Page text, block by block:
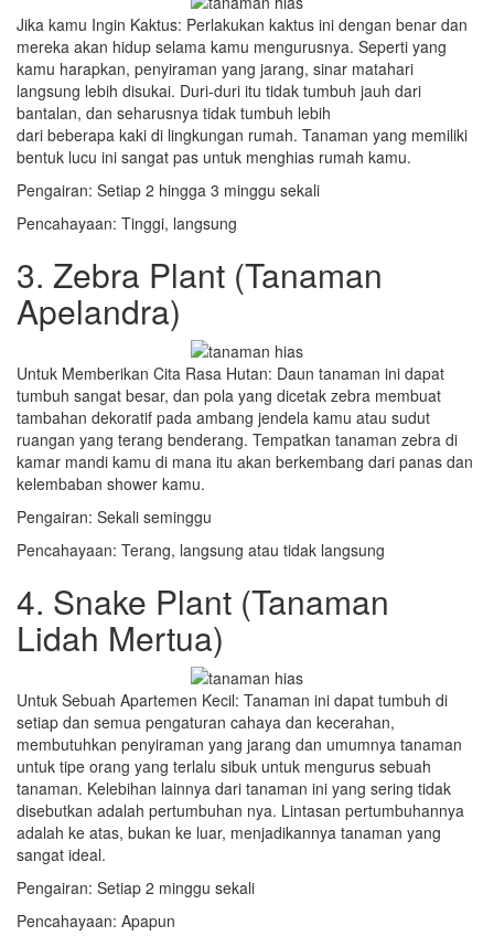
Jika kamu Ingin Kaktus: Perlakukan kaktus ini dengan benar dan
mereka akan hidup selama kamu mengurusnya. Seperti yang
kamu harapkan, penyiraman yang jarang, sinar matahari
langsung lebih disukai. Duri-duri itu tidak tumbuh jauh dari
bantalan, dan seharusnya tidak tumbuh lebih
dari beberapa kaki di lingkungan rumah. Tanaman yang memiliki
bentuk lucu ini sangat pas untuk menghias rumah kamu.
Pengairan: Setiap 2 hingga 3 minggu sekali
Pencahayaan: Tinggi, langsung
3. Zebra Plant (Tanaman
Apelandra)
Untuk Memberikan Cita Rasa Hutan: Daun tanaman ini dapat
tumbuh sangat besar, dan pola yang dicetak zebra membuat
tambahan dekoratif pada ambang jendela kamu atau sudut
ruangan yang terang benderang. Tempatkan tanaman zebra di
kamar mandi kamu di mana itu akan berkembang dari panas dan
kelembaban shower kamu.
Pengairan: Sekali seminggu
Pencahayaan: Terang, langsung atau tidak langsung
4. Snake Plant (Tanaman
Lidah Mertua)
Untuk Sebuah Apartemen Kecil: Tanaman ini dapat tumbuh di
setiap dan semua pengaturan cahaya dan kecerahan,
membutuhkan penyiraman yang jarang dan umumnya tanaman
untuk tipe orang yang terlalu sibuk untuk mengurus sebuah
tanaman. Kelebihan lainnya dari tanaman ini yang sering tidak
disebutkan adalah pertumbuhan nya. Lintasan pertumbuhannya
adalah ke atas, bukan ke luar, menjadikannya tanaman yang
sangat ideal.
Pengairan: Setiap 2 minggu sekali
Pencahayaan: Apapun